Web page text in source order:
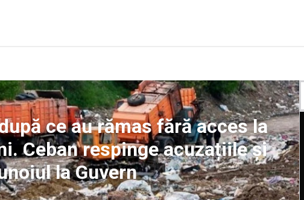
ce au rămas fără acces la
Ceban respinge acuzațiile și
la Guvern